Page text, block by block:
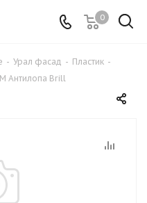
0
- Урал фасад - Пластик -
Антилопа Brill